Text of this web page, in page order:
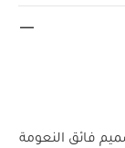
فائق النعومة